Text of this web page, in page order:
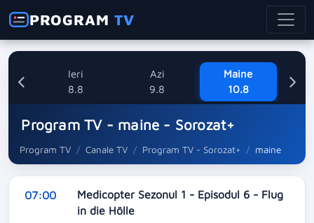
PROGRAMTV
Ieri
8.8
Azi
9.8
Maine
10.8
Program TV - maine - Sorozat+
Program TV Canale TV Program TV - Sorozat+ maine
07:00
Medicopter Sezonul 1 - Episodul 6 - Flug
in die Hölle